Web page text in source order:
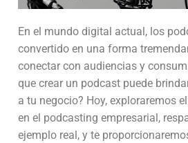
En el mundo digital actual, los
convertido en una forma
conectar con audiencias y
que crear un podcast puede
a tu negocio? Hoy, exploraremos
en el podcasting empresarial,
ejemplo real, y te